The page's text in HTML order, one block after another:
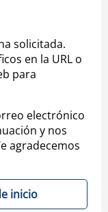
solicitada.
en la URL o
para
electrónico
y nos
agradecemos
inicio